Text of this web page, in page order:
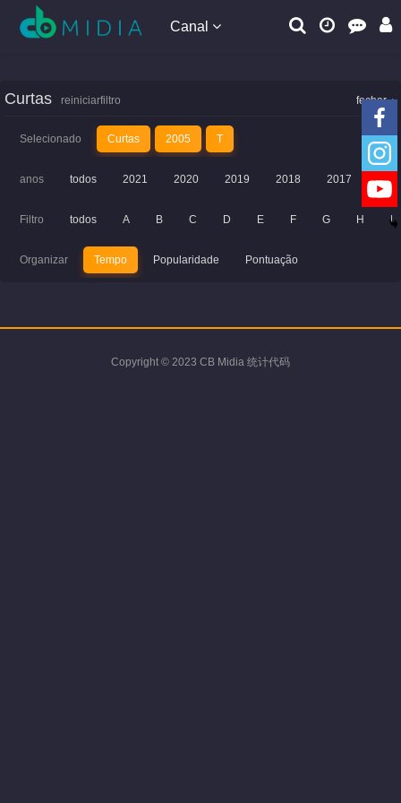
Canal
fechar
Curtas reiniciarfiltro
Selecionado Curtas 2005 T
anos todos 2021 2020 2019 2018 2017
Filtro todos A B C D E F G H I
Organizar Tempo Popularidade Pontuação
Copyright © 2023 CB Midia 统计代码